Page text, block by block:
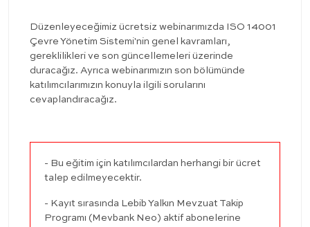
Düzenleyeceğimiz ücretsiz webinarımızda ISO 14001
Çevre Yönetim Sistemi'nin genel kavramları,
gereklilikleri ve son güncellemeleri üzerinde
duracağız. Ayrıca webinarımızın son bölümünde
katılımcılarımızın konuyla ilgili sorularını
cevaplandıracağız.
- Bu eğitim için katılımcılardan herhangi bir ücret
talep edilmeyecektir.
- Kayıt sırasında Lebib Yalkın Mevzuat Takip
Programı (Mevbank Neo) aktif abonelerine